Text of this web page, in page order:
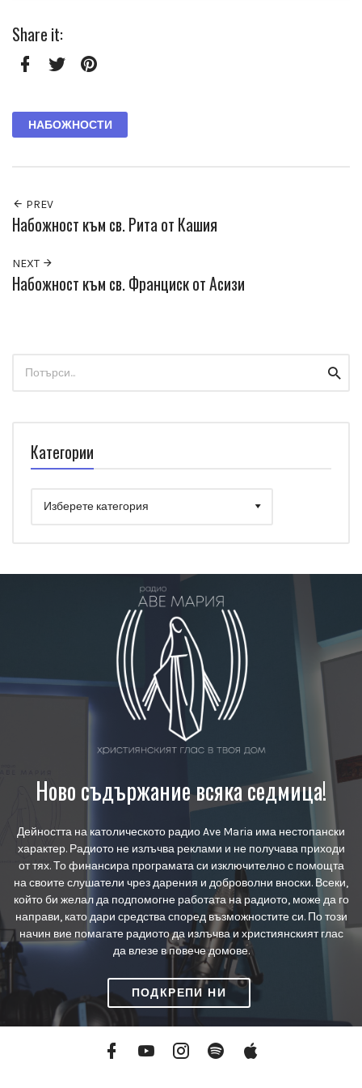
Share it:
НАБОЖНОСТИ
PREV
Набожност към св. Рита от Кашия
NEXT
Набожност към св. Франциск от Асизи
for:
Категории
Ново съдържание всяка седмица!
Дейността на католическото радио Ave Maria има нестопански
характер. Радиото не излъчва реклами и не получава приходи
от тях. То финансира програмата си изключително с помощта
на своите слушатели чрез дарения и доброволни вноски. Всеки,
който би желал да подпомогне работата на радиото, може да го
направи, като дари средства според възможностите си. По този
начин вие помагате радиото да излъчва и християнският глас
да влезе в повече домове.
ПОДКРЕПИ НИ
FacebookYouTube InstagramSpotify